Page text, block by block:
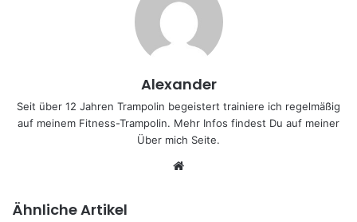
Alexander
Seit über 12 Jahren Trampolin begeistert trainiere ich regelmäßig
auf meinem Fitness-Trampolin. Mehr Infos findest Du auf meiner
Über mich Seite.
Ähnliche Artikel